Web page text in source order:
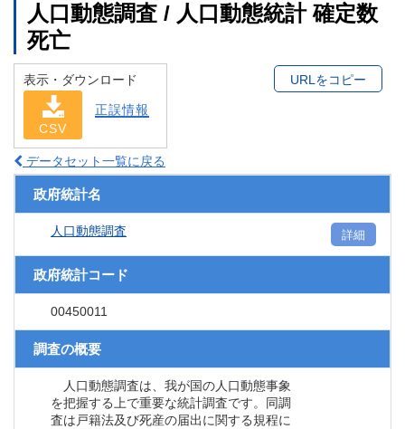
人口動態調査 / 人口動態統計 確定数
死亡
表示・ダウンロード
CSV
正誤情報
URLをコピー
データセット一覧に戻る
政府統計名
人口動態調査 詳細
政府統計コード
00450011
調査の概要
人口動態調査は、我が国の人口動態事象
を把握する上で重要な統計調査です。同調
査は戸籍法及び死産の届出に関する規程に